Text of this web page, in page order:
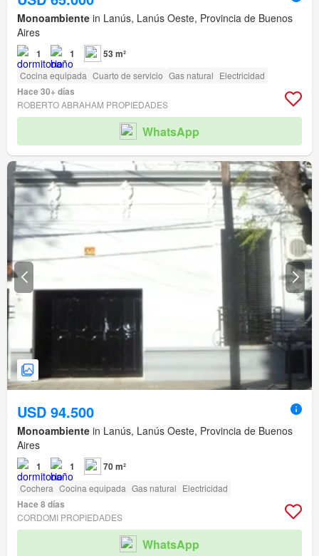
Monoambiente in Lanús, Lanús Oeste, Provincia de Buenos
Aires
1 1 53 m²
Cocina equipada Cuarto de servicio Gas natural Electricidad
Hace 30+ días
ROBERTO ABRAHAM PROPIEDADES
WhatsApp
USD 94.500
Monoambiente in Lanús, Lanús Oeste, Provincia de Buenos
Aires
1 1 70 m²
Cochera Cocina equipada Gas natural Electricidad
Hace 8 días
CORDOMI PROPIEDADES
WhatsApp